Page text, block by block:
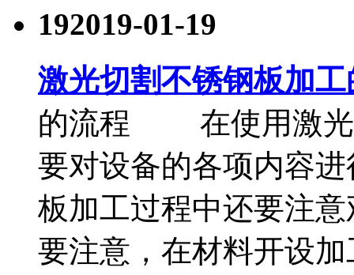
192019-01-19
激光切割不锈钢板加
的流程 在使用激光
要对设备的各项内容
板加工过程中还要注
要注意，在材料开设